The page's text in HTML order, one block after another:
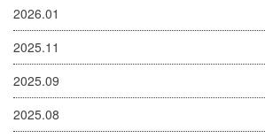
2026.01
2025.11
2025.09
2025.08